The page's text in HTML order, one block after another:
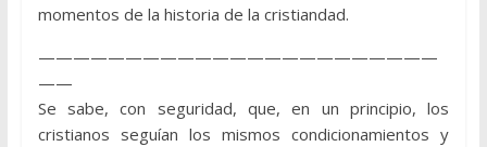
momentos de la historia de la cristiandad.
———————————————————————
——
Se sabe, con seguridad, que, en un principio, los
cristianos seguían los mismos condicionamientos y